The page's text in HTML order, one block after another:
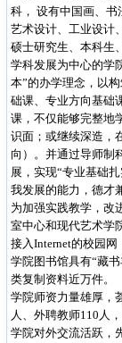
科， 设有中国画、
艺术设计、工业设计
硕士研究生、本科生
学科发展为中心的学
本”的办学理念，以
础课、专业方向基础
课，不仅能够完整地
识面；或继续深造，
向）。并通过导师制
展，实现“专业基础
我发展的能力，德才
为加强实践教学，改
室中心和现代艺术学
接入Internet的校园
学院图书馆具有“藏
类复制资料近万件。
学院师资力量雄厚，
人、外聘教师110人
学院对外交流活跃，